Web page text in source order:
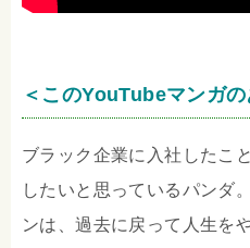
＜このYouTubeマンガの
ブラック企業に入社したこ
したいと思っているパンダ
ンは、過去に戻って人生を